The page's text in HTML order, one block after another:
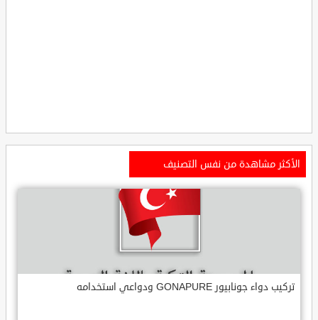
الأكثر مشاهدة من نفس التصنيف
تركيب دواء جونابيور GONAPURE ودواعي استخدامه